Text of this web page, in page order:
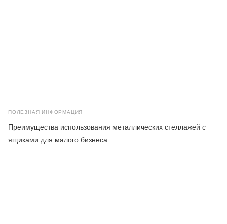
ПОЛЕЗНАЯ ИНФОРМАЦИЯ
Преимущества использования металлических стеллажей с
ящиками для малого бизнеса